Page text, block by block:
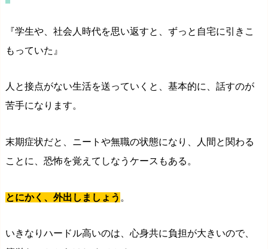
『学生や、社会人時代を思い返すと、ずっと自宅に引きこ
もっていた』
人と接点がない生活を送っていくと、基本的に、話すのが
苦手になります。
末期症状だと、ニートや無職の状態になり、人間と関わる
ことに、恐怖を覚えてしなうケースもある。
とにかく、外出しましょう 。
いきなりハードル高いのは、心身共に負担が大きいので、